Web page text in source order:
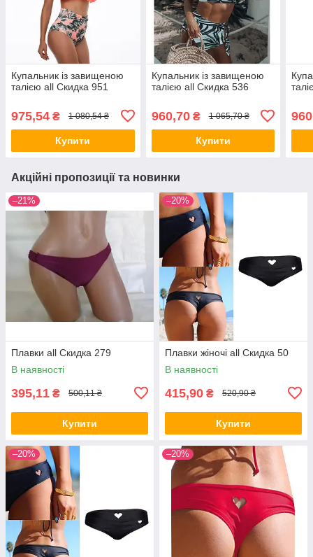
Купальник із завищеною
талією all Скидка 951
975,54 ₴ 1 080,54 ₴
Купити
Купальник із завищеною
талією all Скидка 536
960,70₴ 1 065,70 ₴
Купити
Акційні пропозиції та новинки
–21%
Плавки all Скидка 279
В наявності
395,11 ₴ 500,11 ₴
Купити
–20%
Плавки жіночі all Скидка 50
В наявності
415,90 ₴ 520,90 ₴
Купити
–20% –20%